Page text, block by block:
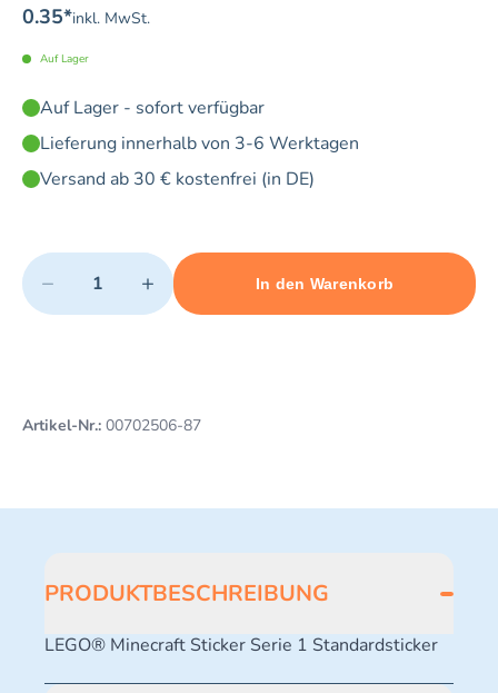
0.35*inkl. MwSt.
Auf Lager
Auf Lager - sofort verfügbar
Lieferung innerhalb von 3-6 Werktagen
Versand ab 30 € kostenfrei (in DE)
Quantity
− +
Minimum quantity: 1 Maximum quantity: 3
In den Warenkorb
Add 1 item to cart
Artikel-Nr.: 00702506-87
PRODUKTBESCHREIBUNG
LEGO® Minecraft Sticker Serie 1 Standardsticker